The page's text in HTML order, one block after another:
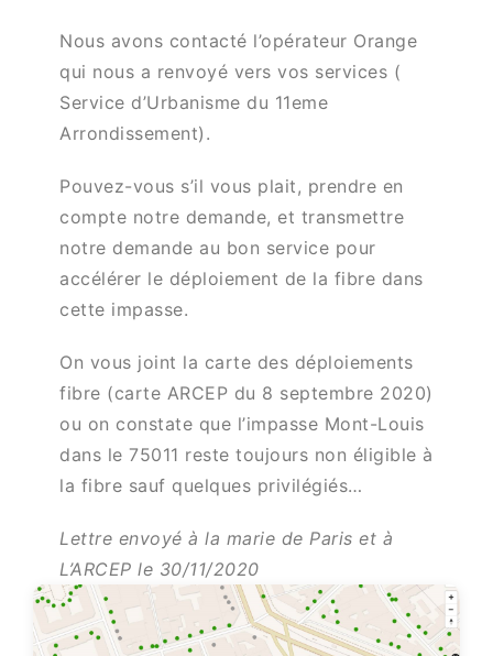
Nous avons contacté l’opérateur Orange
qui nous a renvoyé vers vos services (
Service d’Urbanisme du 11eme
Arrondissement).
Pouvez-vous s’il vous plait, prendre en
compte notre demande, et transmettre
notre demande au bon service pour
accélérer le déploiement de la fibre dans
cette impasse.
On vous joint la carte des déploiements
fibre (carte ARCEP du 8 septembre 2020)
ou on constate que l’impasse Mont-Louis
dans le 75011 reste toujours non éligible à
la fibre sauf quelques privilégiés…
Lettre envoyé à la marie de Paris et à
L’ARCEP le 30/11/2020